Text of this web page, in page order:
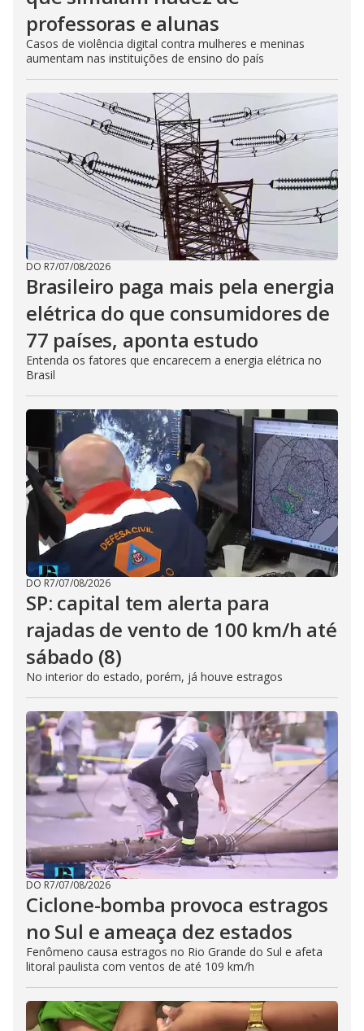
professoras e alunas
Casos de violência digital contra mulheres e meninas
aumentam nas instituições de ensino do país
DO R7/07/08/2026
Brasileiro paga mais pela energia
elétrica do que consumidores de
77 países, aponta estudo
Entenda os fatores que encarecem a energia elétrica no
Brasil
DO R7/07/08/2026
SP: capital tem alerta para
rajadas de vento de 100 km/h até
sábado (8)
No interior do estado, porém, já houve estragos
DO R7/07/08/2026
Ciclone-bomba provoca estragos
no Sul e ameaça dez estados
Fenômeno causa estragos no Rio Grande do Sul e afeta
litoral paulista com ventos de até 109 km/h